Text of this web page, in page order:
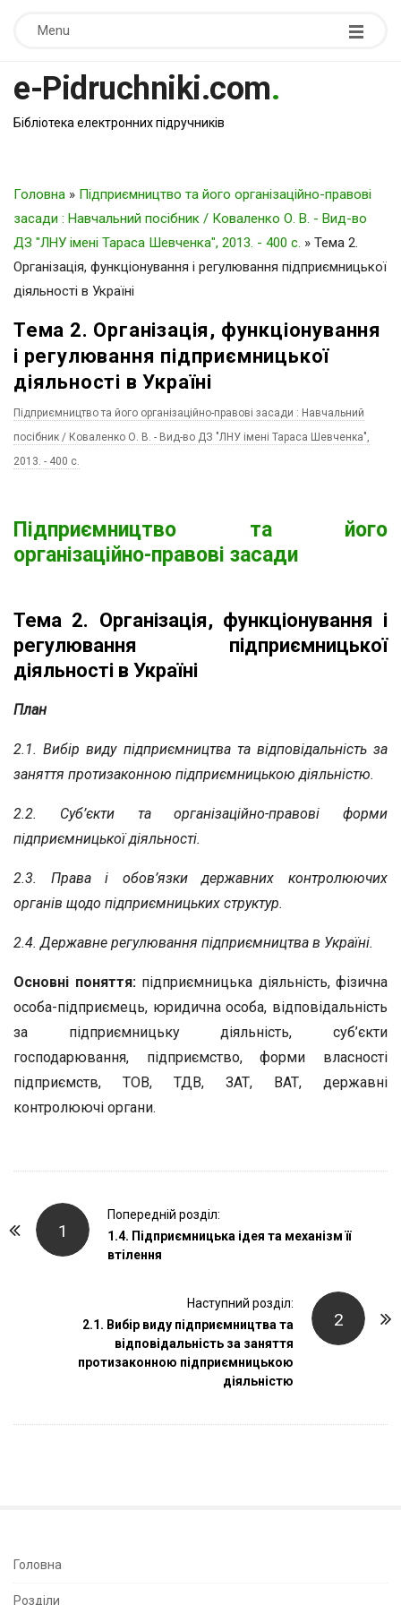
Menu
e-Pidruchniki.com.
Бібліотека електронних підручників
Головна » Підприємництво та його організаційно-правові
засади : Навчальний посібник / Коваленко О. В. - Вид-во
ДЗ "ЛНУ імені Тараса Шевченка", 2013. - 400 c. » Тема 2.
Організація, функціонування і регулювання підприємницької
діяльності в Україні
Тема 2. Організація, функціонування
і регулювання підприємницької
діяльності в Україні
Підприємництво та його організаційно-правові засади : Навчальний
посібник / Коваленко О. В. - Вид-во ДЗ "ЛНУ імені Тараса Шевченка",
2013. - 400 c.
Підприємництво та його
організаційно-правові засади
Тема 2. Організація, функціонування і
регулювання підприємницької
діяльності в Україні
План
2.1. Вибір виду підприємництва та відповідальність за
заняття протизаконною підприємницькою діяльністю.
2.2. Суб’єкти та організаційно-правові форми
підприємницької діяльності.
2.3. Права і обов’язки державних контролюючих
органів щодо підприємницьких структур.
2.4. Державне регулювання підприємництва в Україні.
Основні поняття: підприємницька діяльність, фізична
особа-підприємець, юридична особа, відповідальність
за підприємницьку діяльність, суб’єкти
господарювання, підприємство, форми власності
підприємств, ТОВ, ТДВ, ЗАТ, ВАТ, державні
контролюючі органи.
1
Попередній розділ:
1.4. Підприємницька ідея та механізм її
втілення
2
Наступний розділ:
2.1. Вибір виду підприємництва та
відповідальність за заняття
протизаконною підприємницькою
діяльністю
S
Головна
Розділи